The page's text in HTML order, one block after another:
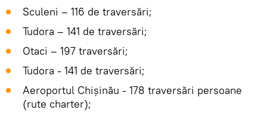
Sculeni – 116 de traversări;
Tudora – 141 de traversări;
Otaci – 197 traversări;
Tudora - 141 de traversări;
Aeroportul Chișinău - 178 traversări persoane
(rute charter);